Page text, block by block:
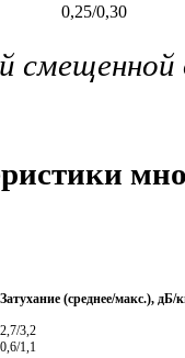
0,25/0,30
Затухание (среднее/макс.), дБ/
2,7/3,2
0,6/1,1